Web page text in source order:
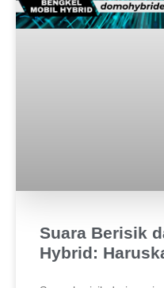
Suara Berisik
Hybrid: